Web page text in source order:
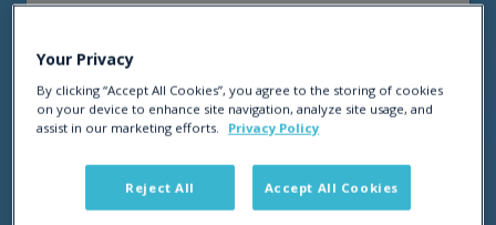
internazionale? In questa presentazione,
Your Privacy
By clicking “Accept All Cookies”, you agree to the storing of cookies
on your device to enhance site navigation, analyze site usage, and
assist in our marketing efforts.
Privacy Policy
Reject All Accept All Cookies